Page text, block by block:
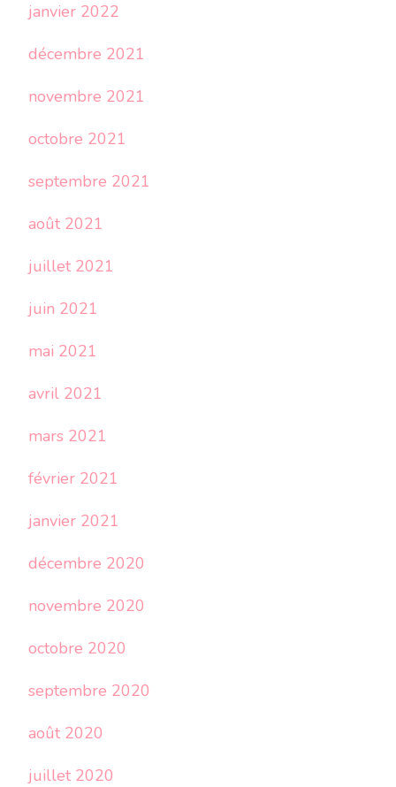
janvier 2022
décembre 2021
novembre 2021
octobre 2021
septembre 2021
août 2021
juillet 2021
juin 2021
mai 2021
avril 2021
mars 2021
février 2021
janvier 2021
décembre 2020
novembre 2020
octobre 2020
septembre 2020
août 2020
juillet 2020